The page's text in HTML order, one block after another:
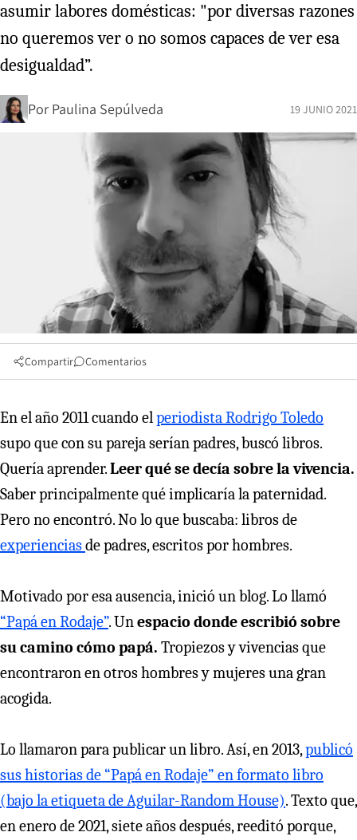
asumir labores domésticas: "por diversas razones
no queremos ver o no somos capaces de ver esa
desigualdad”.
Por Paulina Sepúlveda 19 JUNIO 2021
Compartir Comentarios
En el año 2011 cuando elperiodista Rodrigo Toledo
supo que con su pareja serían padres, buscó libros.
Quería aprender.Leer qué se decía sobre la vivencia.
Saber principalmente qué implicaría la paternidad.
Pero no encontró. No lo que buscaba: libros de
experienciasde padres, escritos por hombres.
Motivado por esa ausencia, inició un blog. Lo llamó
“Papá en Rodaje”. Unespacio donde escribió sobre
su camino cómo papá. Tropiezos y vivencias que
encontraron en otros hombres y mujeres una gran
acogida.
Lo llamaron para publicar un libro. Así, en 2013,publicó
sus historias de “Papá en Rodaje” en formato libro
(bajo la etiqueta de Aguilar-Random House). Texto que,
en enero de 2021, siete años después, reeditó porque,